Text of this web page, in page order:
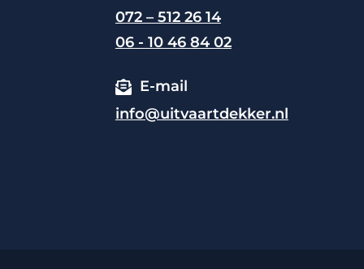
072 – 512 26 14
06 - 10 46 84 02
E-mail
info@uitvaartdekker.nl